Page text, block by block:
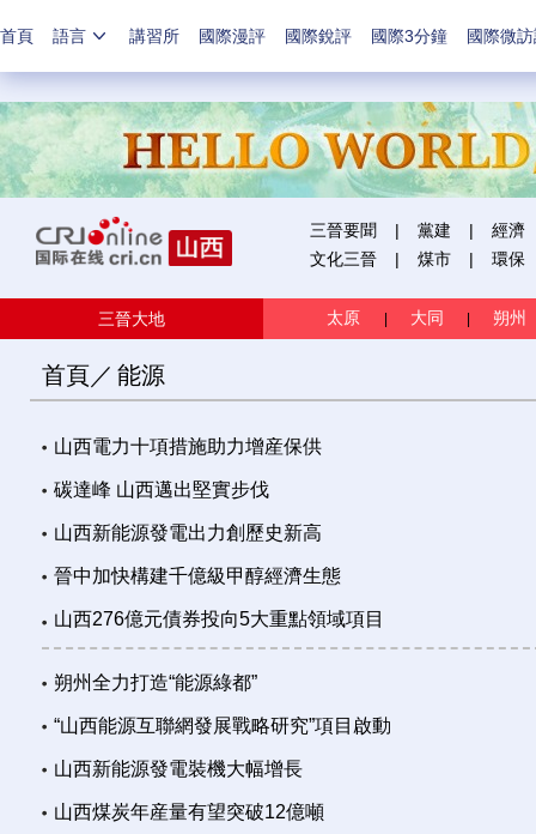
首頁 語言 講習所 國際漫評 國際銳評 國際3分鐘 國際微
三晉要聞 | 黨建 |
經濟
文化三晉
| 煤市 | 環保
三晉大地 太原 大同 朔州
首頁／ 能源
山西電力十項措施助力增産保供
碳達峰 山西邁出堅實步伐
山西新能源發電出力創歷史新高
晉中加快構建千億級甲醇經濟生態
山西276億元債券投向5大重點領域項目
朔州全力打造“能源綠都”
“山西能源互聯網發展戰略研究”項目啟動
山西新能源發電裝機大幅增長
山西煤炭年産量有望突破12億噸